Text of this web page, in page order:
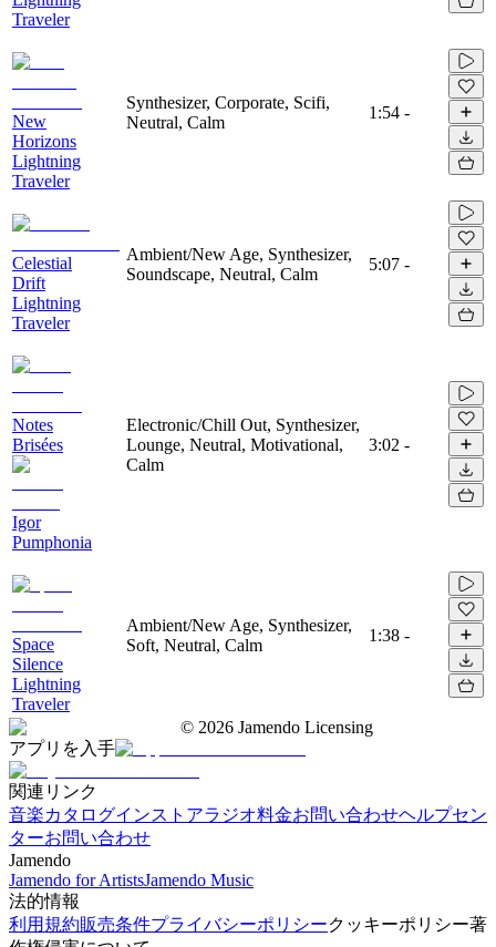
Traveler
New
Horizons
Lightning
Traveler
Synthesizer, Corporate, Scifi,
Neutral, Calm
1:54 -
Celestial
Drift
Lightning
Traveler
Ambient/New Age, Synthesizer,
Soundscape, Neutral, Calm
5:07 -
Notes
Brisées
Igor
Pumphonia
Electronic/Chill Out, Synthesizer,
Lounge, Neutral, Motivational,
Calm
3:02 -
Space
Silence
Lightning
Traveler
Ambient/New Age, Synthesizer,
Soft, Neutral, Calm
1:38 -
© 2026 Jamendo Licensing
アプリを入手
関連リンク
音楽カタログインストアラジオ料金お問い合わせヘルプセン
ターお問い合わせ
Jamendo
Jamendo for ArtistsJamendo Music
法的情報
利用規約販売条件プライバシーポリシークッキーポリシー著